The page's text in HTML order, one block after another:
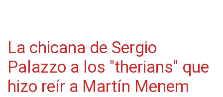
La chicana de Sergio
Palazzo a los "therians" que
hizo reír a Martín Menem